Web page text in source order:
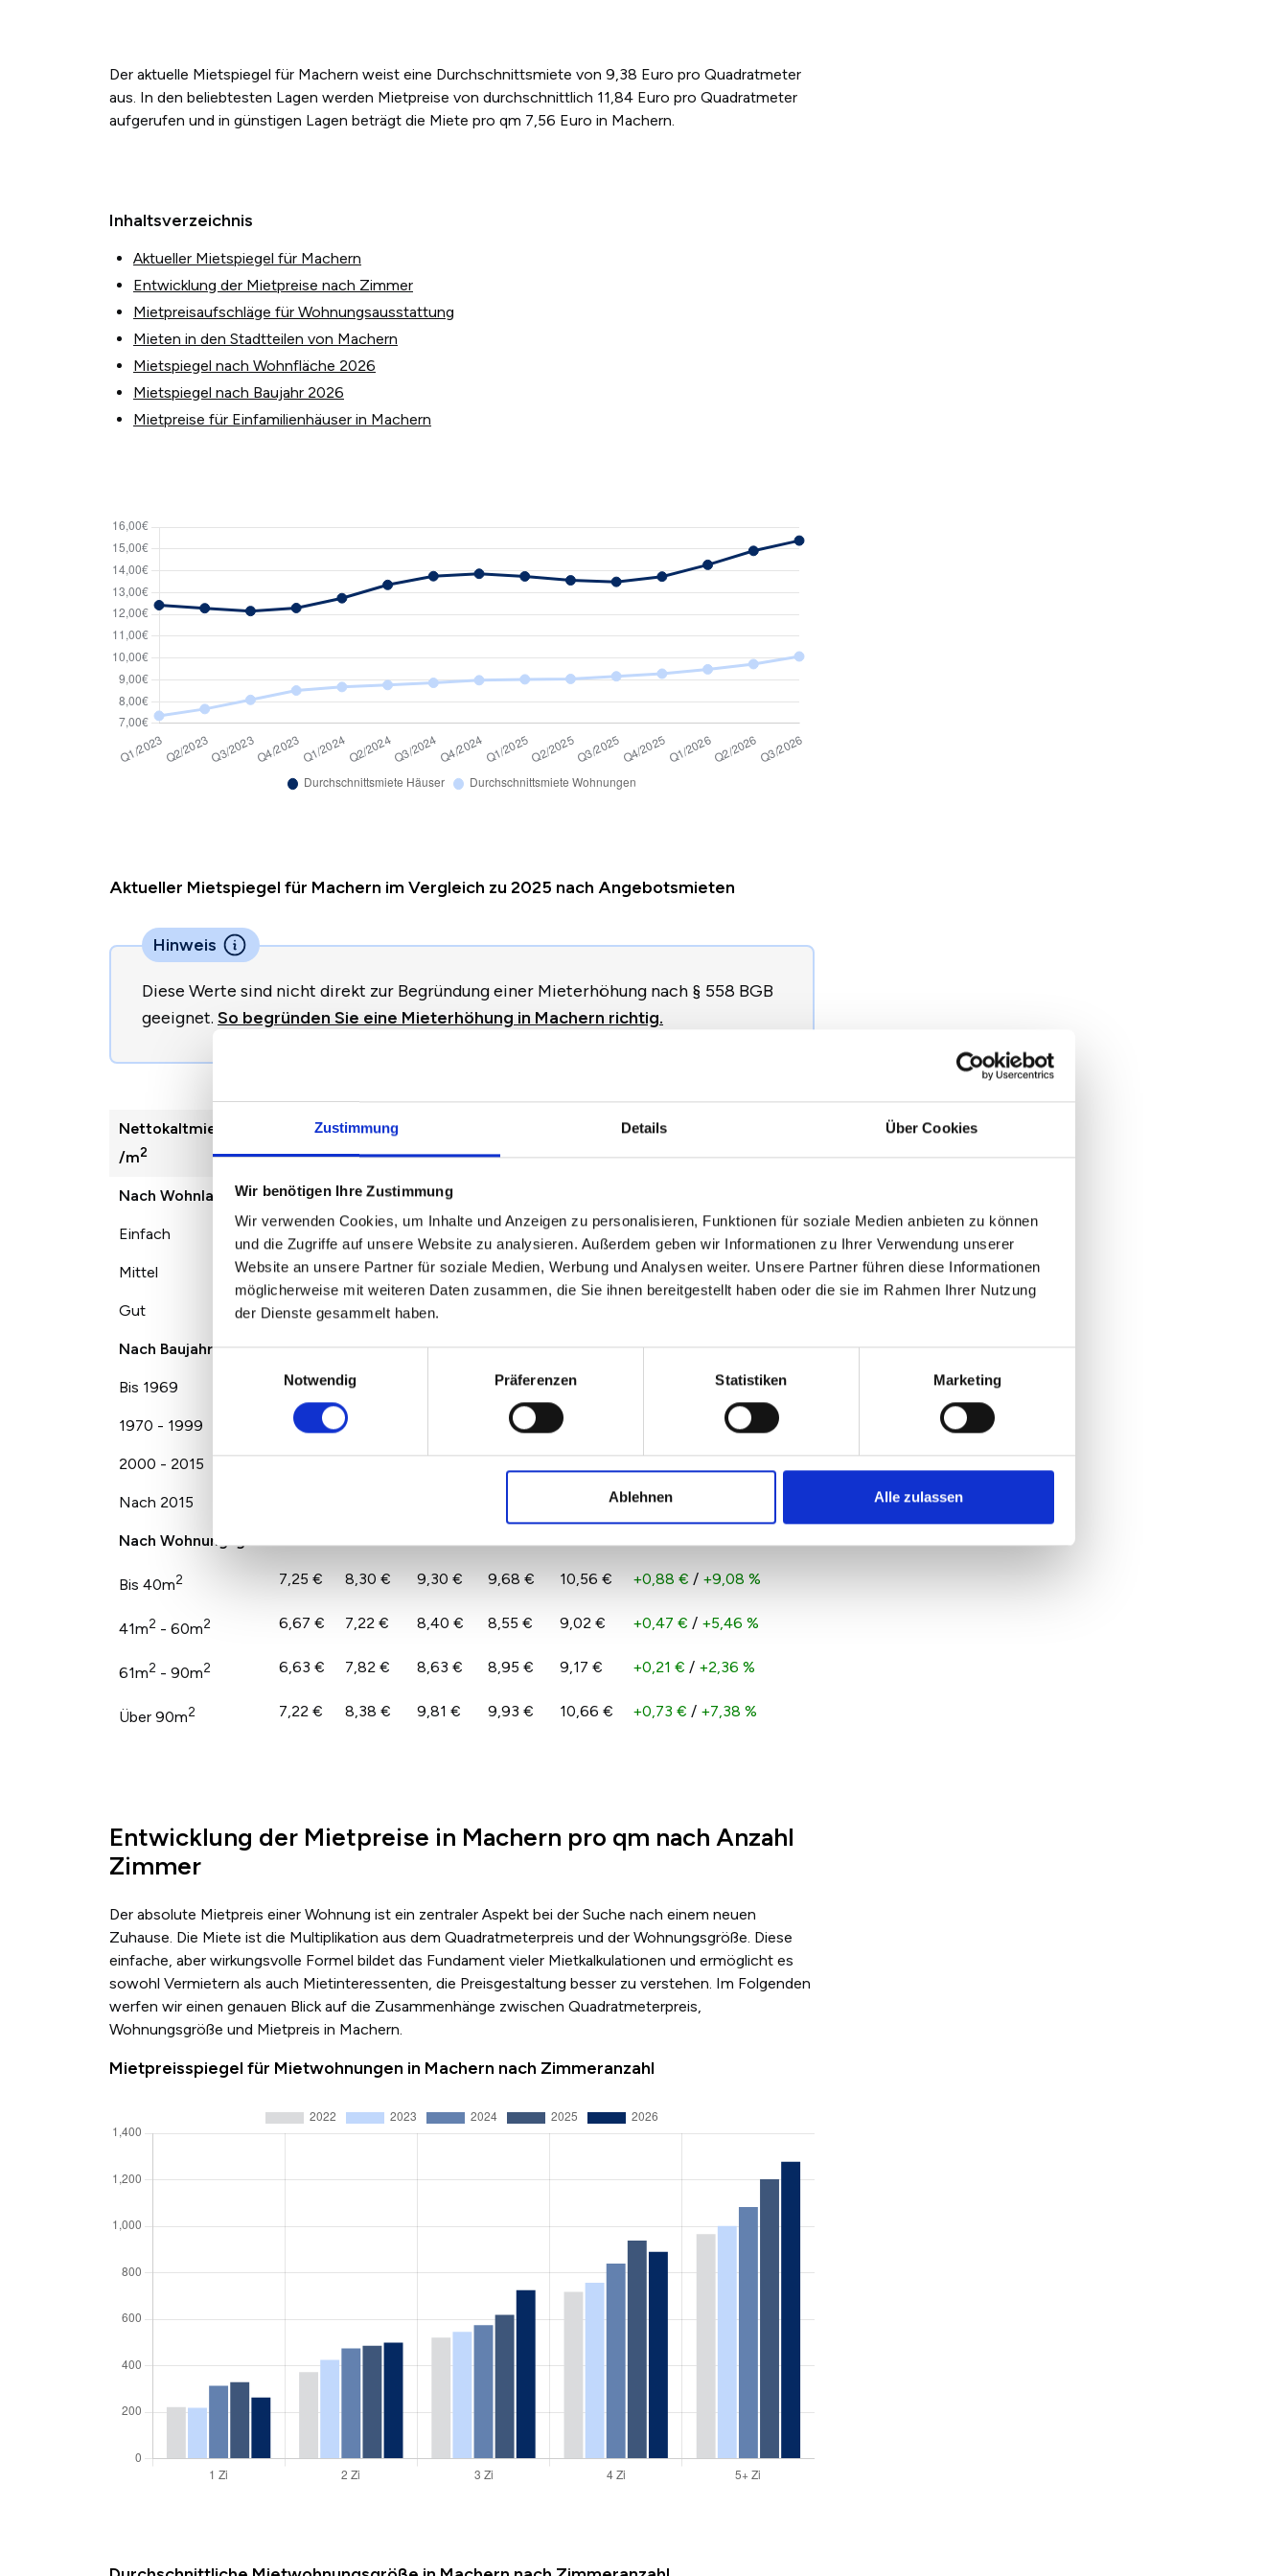
Zustimmung Details Über Cookies
Wir benötigen Ihre Zustimmung
Wir verwenden Cookies, um Inhalte und Anzeigen zu personalisieren, Funktionen für soziale Medien anbieten zu können
und die Zugriffe auf unsere Website zu analysieren. Außerdem geben wir Informationen zu Ihrer Verwendung unserer
Website an unsere Partner für soziale Medien, Werbung und Analysen weiter. Unsere Partner führen diese Informationen
möglicherweise mit weiteren Daten zusammen, die Sie ihnen bereitgestellt haben oder die sie im Rahmen Ihrer Nutzung
der Dienste gesammelt haben.
Notwendig
Präferenzen Statistiken Marketing
Ablehnen Alle zulassen
Der aktuelle Mietspiegel für Machern weist eine Durchschnittsmiete von 9,38 Euro pro Quadratmeter
aus. In den beliebtesten Lagen werden Mietpreise von durchschnittlich 11,84 Euro pro Quadratmeter
aufgerufen und in günstigen Lagen beträgt die Miete pro qm 7,56 Euro in Machern.
Inhaltsverzeichnis
Aktueller Mietspiegel für Machern
Entwicklung der Mietpreise nach Zimmer
Mietpreisaufschläge für Wohnungsausstattung
Mieten in den Stadtteilen von Machern
Mietspiegel nach Wohnfläche 2026
Mietspiegel nach Baujahr 2026
Mietpreise für Einfamilienhäuser in Machern
Aktueller Mietspiegel für Machern im Vergleich zu 2025 nach Angebotsmieten
Hinweis
Diese Werte sind nicht direkt zur Begründung einer Mieterhöhung nach § 558 BGB
geeignet. So begründen Sie eine Mieterhöhung in Machern richtig.
Nettokaltmiete
/m2
2022 2023
Veränderung zum
Nach Wohnlage
Einfach 7,56 € /
Mittel 6,80 € 7,34 € 8,72 € 8,92 € 9,38 € +0,47 €/+5,23 %
Gut 8,06 € 9,29 € 10,61 €
Nach Baujahr
Bis 1969 7,17 € 7,59 € 8,72 € 8,60 € -1,33 %
1970 - 1999 6,96 € 7,69 € 8,55 € 9,14 € +6,92 %
2000 - 2015
Nach 2015 14,67 € +1,30 €
Nach Wohnungsgröße
Bis 40m2 7,25 € 8,30 € 9,30 € 9,68 € 10,56 € +0,88 € / +9,08 %
41m2 - 60m2 6,67 € 7,22 € 8,40 € 8,55 € 9,02 € +0,47 € / +5,46 %
61m2 - 90m2 6,63 € 7,82 € 8,63 € 8,95 € 9,17 € +0,21 € / +2,36 %
Über 90m2 7,22 € 8,38 € 9,81 € 9,93 € 10,66 € +0,73 € / +7,38 %
Entwicklung der Mietpreise in Machern pro qm nach Anzahl
Zimmer
Der absolute Mietpreis einer Wohnung ist ein zentraler Aspekt bei der Suche nach einem neuen
Zuhause. Die Miete ist die Multiplikation aus dem Quadratmeterpreis und der Wohnungsgröße. Diese
einfache, aber wirkungsvolle Formel bildet das Fundament vieler Mietkalkulationen und ermöglicht es
sowohl Vermietern als auch Mietinteressenten, die Preisgestaltung besser zu verstehen. Im Folgenden
werfen wir einen genauen Blick auf die Zusammenhänge zwischen Quadratmeterpreis,
Wohnungsgröße und Mietpreis in Machern.
Mietpreisspiegel für Mietwohnungen in Machern nach Zimmeranzahl